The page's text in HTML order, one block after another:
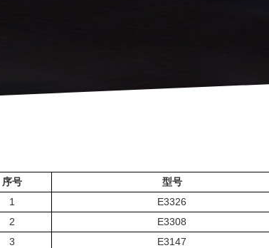
序号 型号
1
E3326
2
E3308
3
E3147